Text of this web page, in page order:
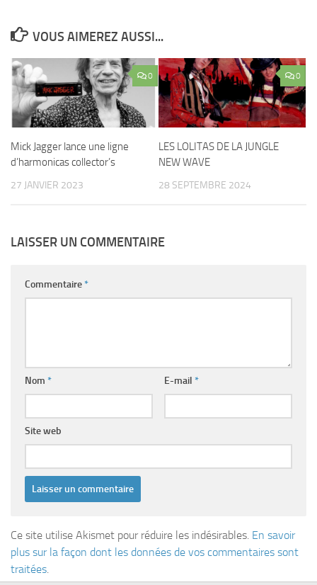
VOUS AIMEREZ AUSSI...
0
Mick Jagger lance une ligne
d’harmonicas collector’s
27 JANVIER 2023
0
LES LOLITAS DE LA JUNGLE
NEW WAVE
28 SEPTEMBRE 2024
LAISSER UN COMMENTAIRE
Commentaire*
Nom * E-mail *
Site web
Ce site utilise Akismet pour réduire les indésirables. En savoir
plus sur la façon dont les données de vos commentaires sont
traitées.